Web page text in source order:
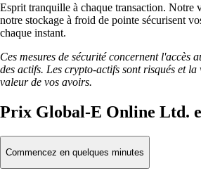
Esprit tranquille à chaque transaction. Notre
notre stockage à froid de pointe sécurisent
chaque instant.
Ces mesures de sécurité concernent l'accès
des actifs. Les crypto-actifs sont risqués et
valeur de vos avoirs.
Prix Global-E Online Ltd.
Commencez en quelques minutes